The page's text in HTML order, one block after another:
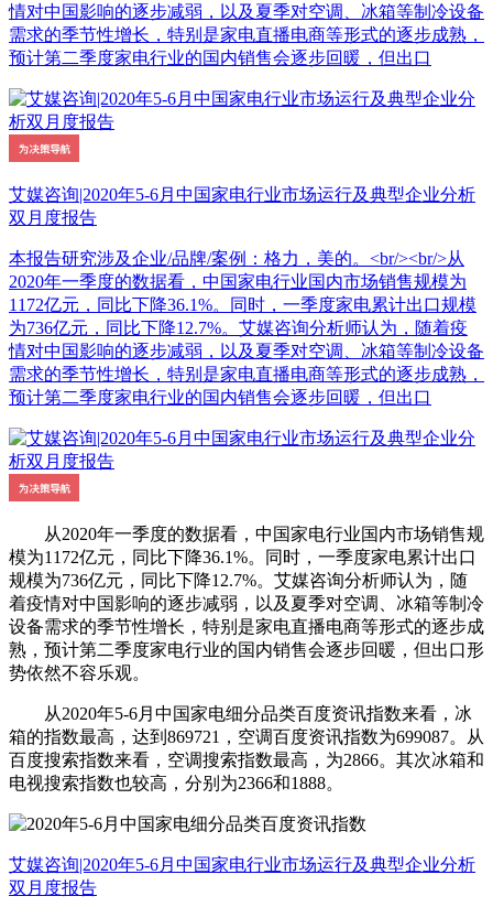
情对中国影响的逐步减弱，以及夏季对空调、冰箱等制冷设备
需求的季节性增长，特别是家电直播电商等形式的逐步成熟，
预计第二季度家电行业的国内销售会逐步回暖，但出口
艾媒咨询|2020年5-6月中国家电行业市场运行及典型企业分析
双月度报告
本报告研究涉及企业/品牌/案例：格力，美的。<br/><br/>从
2020年一季度的数据看，中国家电行业国内市场销售规模为
1172亿元，同比下降36.1%。同时，一季度家电累计出口规模
为736亿元，同比下降12.7%。艾媒咨询分析师认为，随着疫
情对中国影响的逐步减弱，以及夏季对空调、冰箱等制冷设备
需求的季节性增长，特别是家电直播电商等形式的逐步成熟，
预计第二季度家电行业的国内销售会逐步回暖，但出口
从2020年一季度的数据看，中国家电行业国内市场销售规
模为1172亿元，同比下降36.1%。同时，一季度家电累计出口
规模为736亿元，同比下降12.7%。艾媒咨询分析师认为，随
着疫情对中国影响的逐步减弱，以及夏季对空调、冰箱等制冷
设备需求的季节性增长，特别是家电直播电商等形式的逐步成
熟，预计第二季度家电行业的国内销售会逐步回暖，但出口形
势依然不容乐观。
从2020年5-6月中国家电细分品类百度资讯指数来看，冰
箱的指数最高，达到869721，空调百度资讯指数为699087。从
百度搜索指数来看，空调搜索指数最高，为2866。其次冰箱和
电视搜索指数也较高，分别为2366和1888。
艾媒咨询|2020年5-6月中国家电行业市场运行及典型企业分析
双月度报告